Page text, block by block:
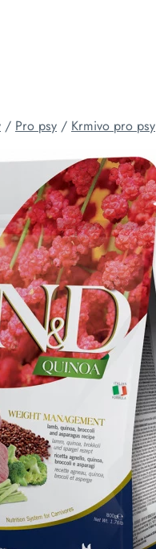
/ Pro psy / Krmivo pro psy